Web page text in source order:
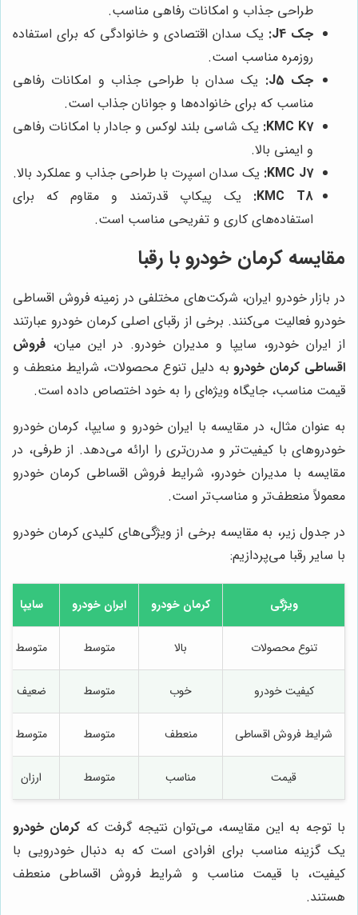
طراحی جذاب و امکانات رفاهی مناسب.
جک J4:
یک سدان اقتصادی و خانوادگی که برای استفاده
روزمره مناسب است.
جک J5:
یک سدان با طراحی جذاب و امکانات رفاهی
مناسب که برای خانواده‌ها و جوانان جذاب است.
KMC K7: یک شاسی بلند لوکس و جادار با امکانات رفاهی
و ایمنی بالا.
KMC J7: یک سدان اسپرت با طراحی جذاب و عملکرد بالا.
KMC T8:
یک پیکاپ قدرتمند و مقاوم که برای
استفاده‌های کاری و تفریحی مناسب است.
مقایسه کرمان خودرو با رقبا
در بازار خودرو ایران، شرکت‌های مختلفی در زمینه فروش اقساطی
خودرو فعالیت می‌کنند. برخی از رقبای اصلی کرمان خودرو عبارتند
از ایران خودرو، سایپا و مدیران خودرو. در این میان، فروش
اقساطی کرمان خودرو به دلیل تنوع محصولات، شرایط منعطف و
قیمت مناسب، جایگاه ویژه‌ای را به خود اختصاص داده است.
به عنوان مثال، در مقایسه با ایران خودرو و سایپا، کرمان خودرو
خودروهای با کیفیت‌تر و مدرن‌تری را ارائه می‌دهد. از طرفی، در
مقایسه با مدیران خودرو، شرایط فروش اقساطی کرمان خودرو
معمولاً منعطف‌تر و مناسب‌تر است.
در جدول زیر، به مقایسه برخی از ویژگی‌های کلیدی کرمان خودرو
با سایر رقبا می‌پردازیم:
ویژگی کرمان خودرو ایران خودرو سایپا
تنوع محصولات بالا متوسط متوسط
کیفیت خودرو خوب متوسط ضعیف
شرایط فروش اقساطی منعطف متوسط متوسط
قیمت مناسب متوسط ارزان
با توجه به این مقایسه، می‌توان نتیجه گرفت که کرمان خودرو
یک گزینه مناسب برای افرادی است که به دنبال خودرویی با
کیفیت، با قیمت مناسب و شرایط فروش اقساطی منعطف
هستند.